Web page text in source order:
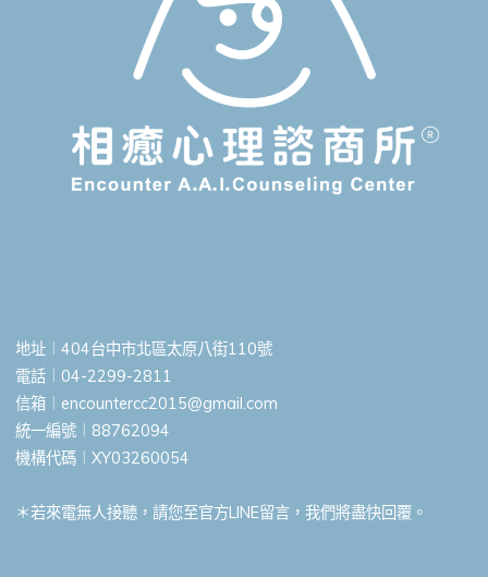
地址︱404台中市北區太原八街110號
電話︱04-2299-2811
信箱︱ encountercc2015@gmail.com
統一編號︱88762094
機構代碼︱XY03260054
＊若來電無人接聽，請您至官方LINE留言，我們將盡快回覆。